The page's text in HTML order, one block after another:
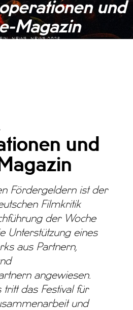
und
Magazin
NEWS, NEWS 2026
und
Fördergeldern ist der
Filmkritik
der Woche
Unterstützung eines
aus Partnern,
angewiesen.
das Festival für
und